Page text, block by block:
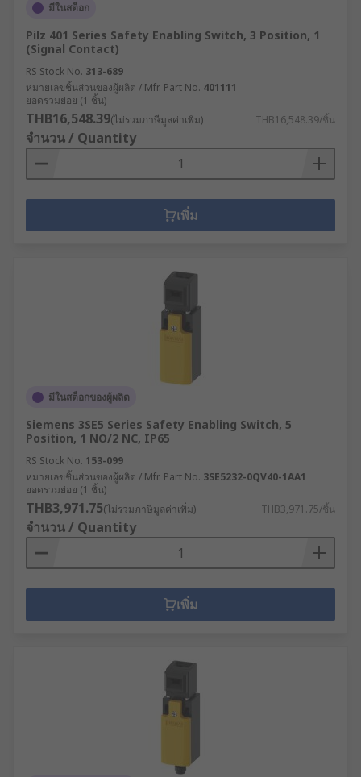
มีในสต็อก
Pilz 401 Series Safety Enabling Switch, 3 Position, 1
(Signal Contact)
RS Stock No. 313-689
หมายเลขชิ้นส่วนของผู้ผลิต / Mfr. Part No. 401111
ยอดรวมย่อย (1 ชิ้น)
THB16,548.39(ไม่รวมภาษีมูลค่าเพิ่ม) THB16,548.39/ชิ้น
จำนวน / Quantity
เพิ่ม
มีในสต็อกของผู้ผลิต
Siemens 3SE5 Series Safety Enabling Switch, 5
Position, 1 NO/2 NC, IP65
RS Stock No. 153-099
หมายเลขชิ้นส่วนของผู้ผลิต / Mfr. Part No. 3SE5232-0QV40-1AA1
ยอดรวมย่อย (1 ชิ้น)
THB3,971.75(ไม่รวมภาษีมูลค่าเพิ่ม) THB3,971.75/ชิ้น
จำนวน / Quantity
เพิ่ม